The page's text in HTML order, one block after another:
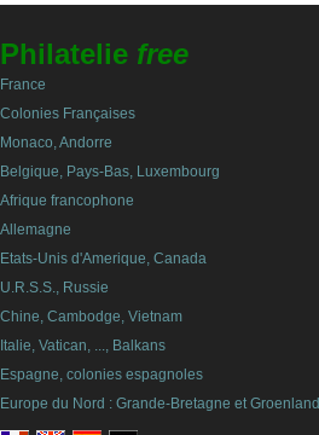
Philatelie free
France
Colonies Françaises
Monaco, Andorre
Belgique, Pays-Bas, Luxembourg
Afrique francophone
Allemagne
Etats-Unis d'Amerique, Canada
U.R.S.S., Russie
Chine, Cambodge, Vietnam
Italie, Vatican, ..., Balkans
Espagne, colonies espagnoles
Europe du Nord : Grande-Bretagne et Groenland